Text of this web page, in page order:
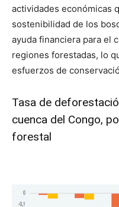
actividades económicas
sostenibilidad de los
ayuda financiera para el
regiones forestadas, lo
esfuerzos de
Tasa de
cuenca del Congo,
forestal